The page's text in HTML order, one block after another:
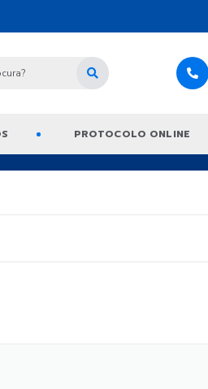
PROTOCOLO ONLINE